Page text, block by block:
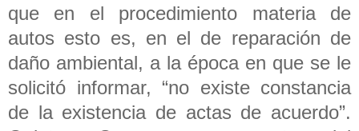
que en el procedimiento materia de
autos esto es, en el de reparación de
daño ambiental, a la época en que se le
solicitó informar, “no existe constancia
de la existencia de actas de acuerdo”.